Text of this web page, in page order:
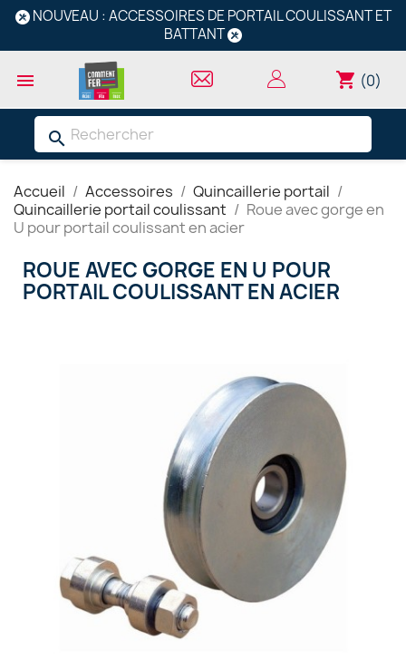
NOUVEAU : ACCESSOIRES DE PORTAIL COULISSANT ET
BATTANT
 shopping_cart (0)
search
Accueil Accessoires
Quincaillerie portail
Quincaillerie portail coulissant
Roue avec gorge en
U pour portail coulissant en acier
ROUE AVEC GORGE EN U POUR
PORTAIL COULISSANT EN ACIER